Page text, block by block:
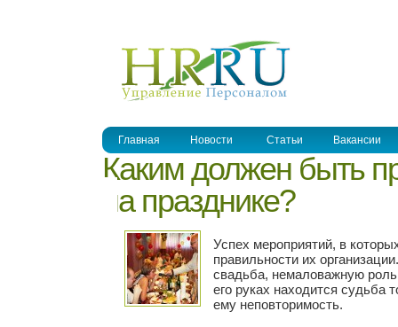
Главная Новости Статьи Вакансии
Каким должен быть
на празднике?
Успех мероприятий, в
правильности их
свадьба, немаловажную
его руках находится судьба
ему неповторимость.